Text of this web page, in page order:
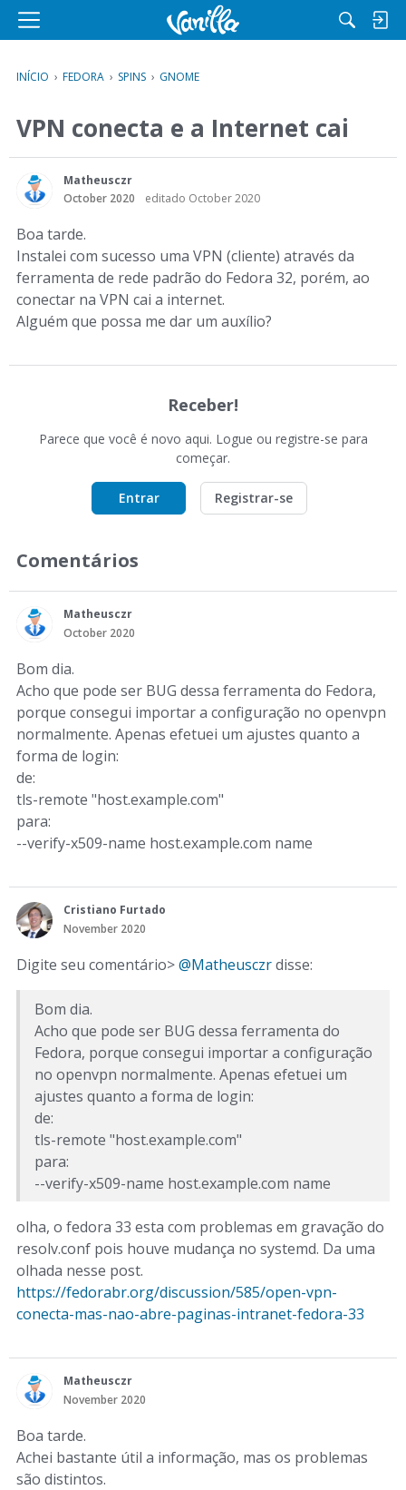
M
n
u
INÍCIO › FEDORA › SPINS › GNOME
VPN conecta e a Internet cai
Matheusczr
October 2020
editado October 2020
Boa tarde.
Instalei com sucesso uma VPN (cliente) através da
ferramenta de rede padrão do Fedora 32, porém, ao
conectar na VPN cai a internet.
Alguém que possa me dar um auxílio?
Receber!
Parece que você é novo aqui. Logue ou registre-se para
começar.
Entrar Registrar-se
Comentários
Matheusczr
October 2020
Bom dia.
Acho que pode ser BUG dessa ferramenta do Fedora,
porque consegui importar a configuração no openvpn
normalmente. Apenas efetuei um ajustes quanto a
forma de login:
de:
tls-remote "host.example.com"
para:
--verify-x509-name host.example.com name
Cristiano Furtado
November 2020
Digite seu comentário>@Matheusczrdisse:
Bom dia.
Acho que pode ser BUG dessa ferramenta do
Fedora, porque consegui importar a configuração
no openvpn normalmente. Apenas efetuei um
ajustes quanto a forma de login:
de:
tls-remote "host.example.com"
para:
--verify-x509-name host.example.com name
olha, o fedora 33 esta com problemas em gravação do
resolv.conf pois houve mudança no systemd. Da uma
olhada nesse post.
https://fedorabr.org/discussion/585/open-vpn-
conecta-mas-nao-abre-paginas-intranet-fedora-33
Matheusczr
November 2020
Boa tarde.
Achei bastante útil a informação, mas os problemas
são distintos.